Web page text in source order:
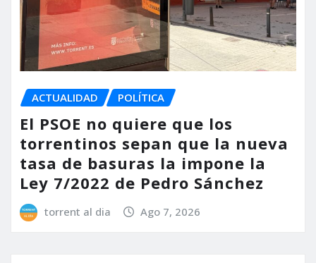
ACTUALIDAD POLÍTICA
El PSOE no quiere que los
torrentinos sepan que la nueva
tasa de basuras la impone la
Ley 7/2022 de Pedro Sánchez
torrent al dia Ago 7, 2026